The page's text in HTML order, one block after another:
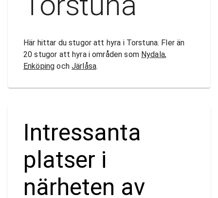
Här hittar du stugor att hyra i Torstuna. Fler än
20 stugor att hyra i områden som Nydala,
Enköping och Järlåsa.
Intressanta
platser i
närheten av